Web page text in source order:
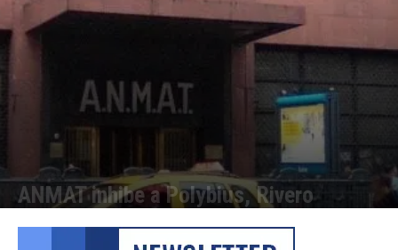
ANMAT inhibe a Polybius, Rivero